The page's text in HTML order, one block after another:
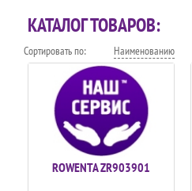
КАТАЛОГ ТОВАРОВ:
Сортировать по: Наименованию
ROWENTA ZR903901